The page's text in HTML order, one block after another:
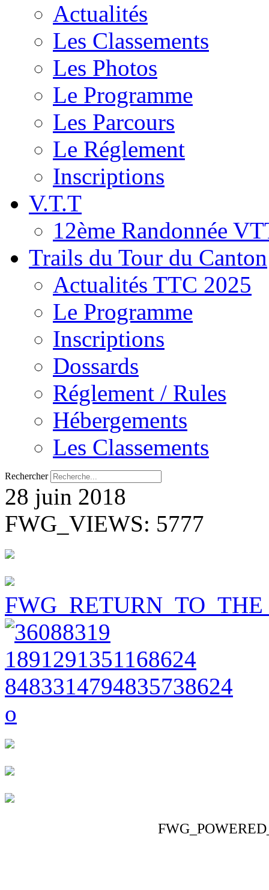
Actualités
Les Classements
Les Photos
Le Programme
Les Parcours
Le Réglement
Inscriptions
V.T.T
12ème Randonnée
Trails du Tour du Canton
Actualités TTC 2025
Le Programme
Inscriptions
Dossards
Réglement / Rules
Hébergements
Les Classements
Rechercher
28 juin 2018
FWG_VIEWS: 5777